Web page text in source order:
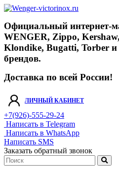
Официальный интернет-
WENGER, Zippo,
Klondike, Bugatti, Torber и
брендов.
Доставка по всей России!
ЛИЧНЫЙ КАБИНЕТ
+7(926)-555-29-24
Написать в Telegram
Написать в WhatsApp
Написать SMS
Заказать обратный звонок